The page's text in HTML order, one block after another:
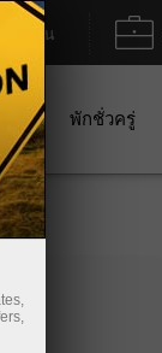
ฝาก/ถอน
พักชั่วครู่